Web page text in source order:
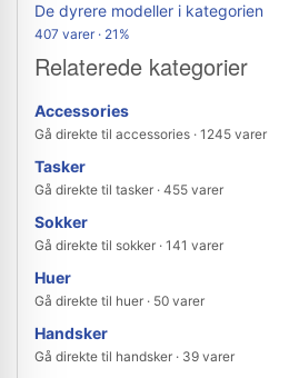
De dyrere modeller i kategorien
407 varer · 21%
Relaterede kategorier
Accessories
Gå direkte til accessories · 1245 varer
Tasker
Gå direkte til tasker · 455 varer
Sokker
Gå direkte til sokker · 141 varer
Huer
Gå direkte til huer · 50 varer
Handsker
Gå direkte til handsker · 39 varer